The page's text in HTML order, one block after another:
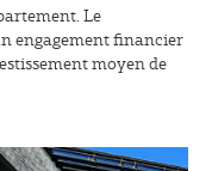
Le
engagement financier
moyen de